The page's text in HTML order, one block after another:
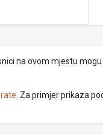
na ovom mjestu
. Za primjer prikaza